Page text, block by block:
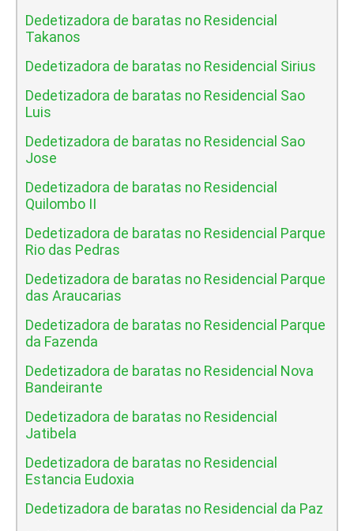
Dedetizadora de baratas no Residencial
Takanos
Dedetizadora de baratas no Residencial Sirius
Dedetizadora de baratas no Residencial Sao
Luis
Dedetizadora de baratas no Residencial Sao
Jose
Dedetizadora de baratas no Residencial
Quilombo II
Dedetizadora de baratas no Residencial Parque
Rio das Pedras
Dedetizadora de baratas no Residencial Parque
das Araucarias
Dedetizadora de baratas no Residencial Parque
da Fazenda
Dedetizadora de baratas no Residencial Nova
Bandeirante
Dedetizadora de baratas no Residencial
Jatibela
Dedetizadora de baratas no Residencial
Estancia Eudoxia
Dedetizadora de baratas no Residencial da Paz